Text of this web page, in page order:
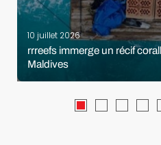
10 juillet 2026
rrreefs immerge un récif
Maldives